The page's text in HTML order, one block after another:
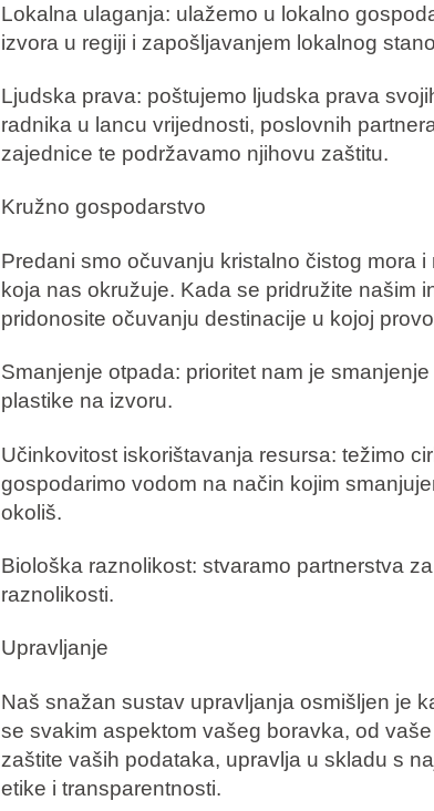
Lokalna ulaganja: ulažemo u lokalno
izvora u regiji i zapošljavanjem lokalnog
Ljudska prava: poštujemo ljudska prava
radnika u lancu vrijednosti, poslovnih
zajednice te podržavamo njihovu zaštitu.
Kružno gospodarstvo
Predani smo očuvanju kristalno čistog mora i
koja nas okružuje. Kada se pridružite našim
pridonosite očuvanju destinacije u kojoj
Smanjenje otpada: prioritet nam je
plastike na izvoru.
Učinkovitost iskorištavanja resursa: težimo
gospodarimo vodom na način kojim
okoliš.
Biološka raznolikost: stvaramo partnerstva
raznolikosti.
Upravljanje
Naš snažan sustav upravljanja osmišljen je
se svakim aspektom vašeg boravka, od
zaštite vaših podataka, upravlja u skladu s
etike i transparentnosti.